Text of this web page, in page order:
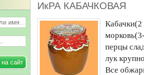
ИкРА КАБАЧКОВАЯ
перцы
лук
Все